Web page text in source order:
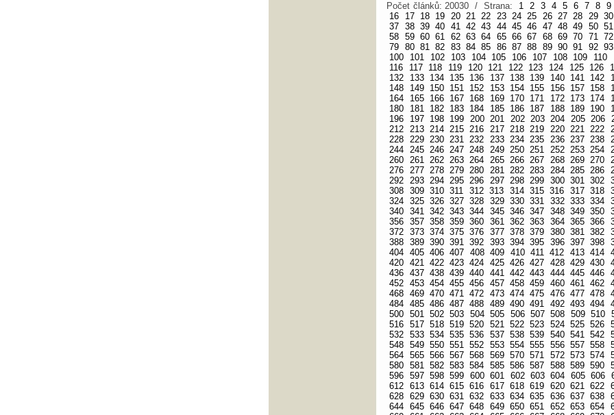
Počet článků: 20030 / Strana: 1 2 3 4 5 6 7 8 9
16
17 18 19 20 21 22 23 24 25 26 27 28 29 30
37 38 39 40 41 42 43 44 45 46 47 48 49 50 51
58 59 60 61 62 63 64 65 66 67 68 69 70 71 72
79 80 81 82 83 84 85 86 87 88 89 90 91 92 93
100
101 102 103 104 105 106 107 108 109 110
116
117 118 119 120 121 122 123 124 125 126
132
133 134 135 136 137 138 139 140 141 142
148
149 150 151 152 153 154 155 156 157 158
164
165 166 167 168 169 170 171 172 173 174
180
181 182 183 184 185 186 187 188 189 190
196
197 198 199 200 201 202 203 204 205 206
212 213 214 215 216 217 218 219 220 221 222
228 229 230 231 232 233 234 235 236 237 238
244 245 246 247 248 249 250 251 252 253 254
260 261 262 263 264 265 266 267 268 269 270
276 277 278 279 280 281 282 283 284 285 286
292 293 294 295 296 297 298 299 300 301 302
308 309 310 311 312 313 314 315 316 317 318
324 325 326 327 328 329 330 331 332 333 334
340 341 342 343 344 345 346 347 348 349 350
356 357 358 359 360 361 362 363 364 365 366
372 373 374 375 376 377 378 379 380 381 382
388 389 390 391 392 393 394 395 396 397 398
404 405 406 407 408 409 410 411 412 413 414
420 421 422 423 424 425 426 427 428 429 430
436 437 438 439 440 441 442 443 444 445 446
452 453 454 455 456 457 458 459 460 461 462
468 469 470 471 472 473 474 475 476 477 478
484 485 486 487 488 489 490 491 492 493 494
500 501 502 503 504 505 506 507 508 509 510
516 517 518 519 520 521 522 523 524 525 526
532 533 534 535 536 537 538 539 540 541 542
548 549 550 551 552 553 554 555 556 557 558
564 565 566 567 568 569 570 571 572 573 574
580 581 582 583 584 585 586 587 588 589 590
596 597 598 599 600 601 602 603 604 605 606
612 613 614 615 616 617 618 619 620 621 622
628 629 630 631 632 633 634 635 636 637 638
644 645 646 647 648 649 650 651 652 653 654